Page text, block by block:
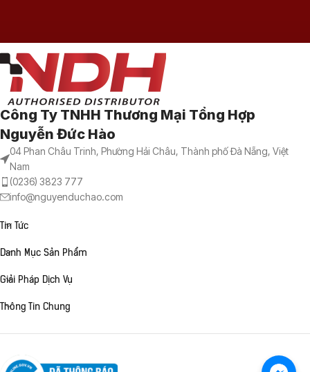
Công Ty TNHH Thương Mại Tổng Hợp
Nguyễn Đức Hào
04 Phan Châu Trinh, Phường Hải Châu, Thành phố Đà Nẵng, Việt
Nam
(0236) 3823 777
info@nguyenduchao.com
Tin Tức
Danh Mục Sản Phẩm
Giải Pháp Dịch Vụ
Thông Tin Chung